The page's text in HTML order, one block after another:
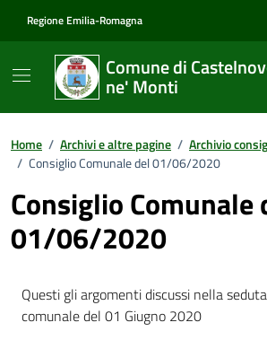
Regione Emilia-Romagna
Comune di
ne' Monti
Home / Archivi e altre pagine / Archivio
/ Consiglio Comunale del 01/06/2020
Consiglio Comunale
01/06/2020
Questi gli argomenti discussi nella
comunale del 01 Giugno 2020